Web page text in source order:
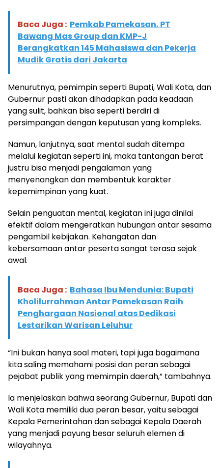
Baca Juga : Pemkab Pamekasan, PT
Bawang Mas Group dan KMP-J
Berangkatkan 145 Mahasiswa dan Pekerja
Mudik Gratis dari Jakarta
Menurutnya, pemimpin seperti Bupati, Wali Kota, dan
Gubernur pasti akan dihadapkan pada keadaan
yang sulit, bahkan bisa seperti berdiri di
persimpangan dengan keputusan yang kompleks.
Namun, lanjutnya, saat mental sudah ditempa
melalui kegiatan seperti ini, maka tantangan berat
justru bisa menjadi pengalaman yang
menyenangkan dan membentuk karakter
kepemimpinan yang kuat.
Selain penguatan mental, kegiatan ini juga dinilai
efektif dalam mengeratkan hubungan antar sesama
pengambil kebijakan. Kehangatan dan
kebersamaan antar peserta sangat terasa sejak
awal.
Baca Juga : Bahasa Ibu Mendunia: Bupati
Kholilurrahman Antar Pamekasan Raih
Penghargaan Nasional atas Dedikasi
Lestarikan Warisan Leluhur
“Ini bukan hanya soal materi, tapi juga bagaimana
kita saling memahami posisi dan peran sebagai
pejabat publik yang memimpin daerah,” tambahnya.
Ia menjelaskan bahwa seorang Gubernur, Bupati dan
Wali Kota memiliki dua peran besar, yaitu sebagai
Kepala Pemerintahan dan sebagai Kepala Daerah
yang menjadi payung besar seluruh elemen di
wilayahnya.